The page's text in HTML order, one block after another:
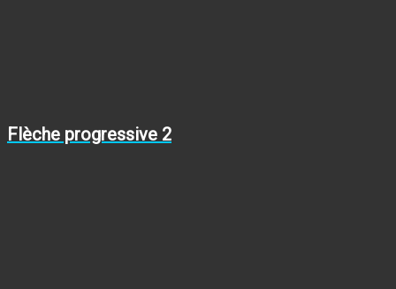
Flèche progressive 2